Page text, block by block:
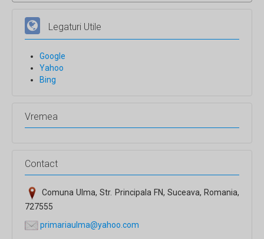
Legaturi Utile
Google
Yahoo
Bing
Vremea
Contact
Comuna Ulma, Str. Principala FN, Suceava, Romania,
727555
primariaulma@yahoo.com